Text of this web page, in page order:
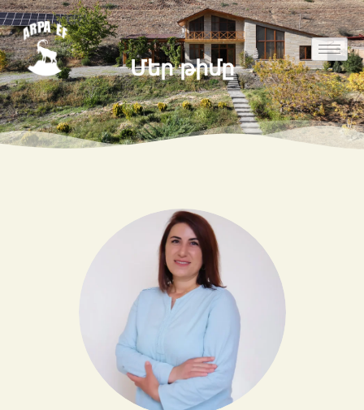
Մեր թիմը